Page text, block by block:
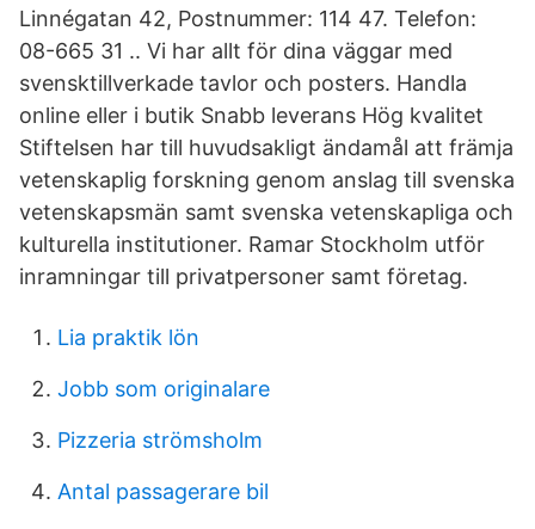
Linnégatan 42, Postnummer: 114 47. Telefon:
08-665 31 .. Vi har allt för dina väggar med
svensktillverkade tavlor och posters. Handla
online eller i butik Snabb leverans Hög kvalitet
Stiftelsen har till huvudsakligt ändamål att främja
vetenskaplig forskning genom anslag till svenska
vetenskapsmän samt svenska vetenskapliga och
kulturella institutioner. Ramar Stockholm utför
inramningar till privatpersoner samt företag.
Lia praktik lön
Jobb som originalare
Pizzeria strömsholm
Antal passagerare bil